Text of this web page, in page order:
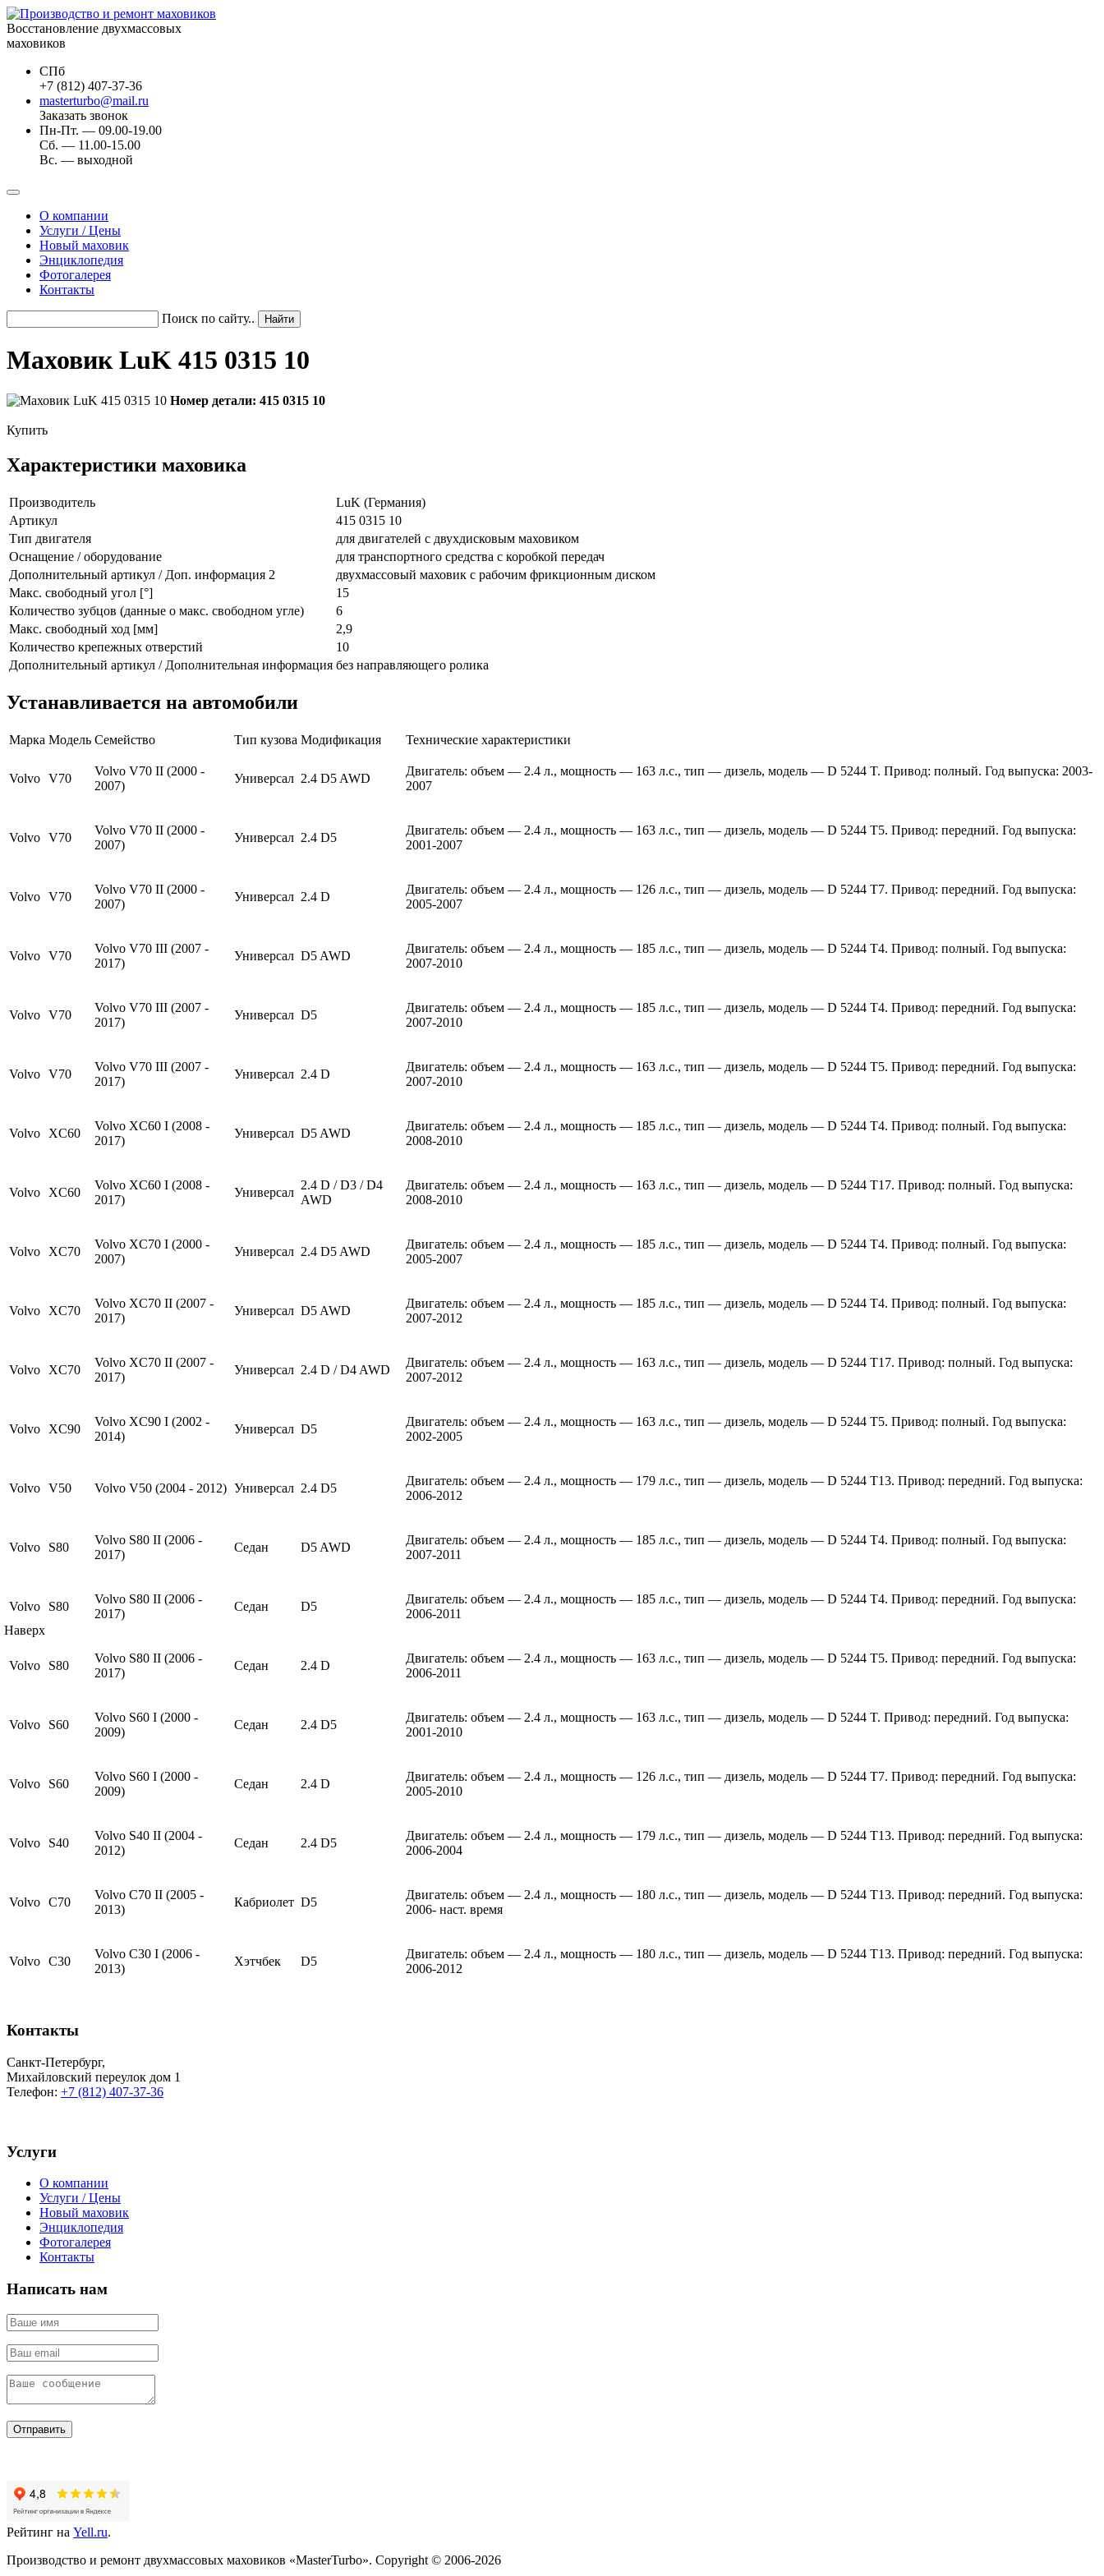
Восстановление двухмассовых
маховиков
СПб
+7 (812) 407-37-36
masterturbo@mail.ru
Заказать звонок
Пн-Пт. — 09.00-19.00
Сб. — 11.00-15.00
Вс. — выходной
О компании
Услуги / Цены
Новый маховик
Энциклопедия
Фотогалерея
Контакты
Поиск по сайту..
Маховик LuK 415 0315 10
Номер детали: 415 0315 10
Купить
Характеристики маховика
Производитель
LuK (Германия)
Артикул
415 0315 10
Тип двигателя
для двигателей с двухдисковым маховиком
Оснащение / оборудование
для транспортного средства с коробкой передач
Дополнительный артикул / Доп. информация 2
двухмассовый маховик с рабочим фрикционным диском
Макс. свободный угол [°]
15
Количество зубцов (данные о макс. свободном угле)
6
Макс. свободный ход [мм]
2,9
Количество крепежных отверстий
10
Дополнительный артикул / Дополнительная информация без направляющего ролика
Устанавливается на автомобили
Марка Модель Семейство Тип кузова Модификация Технические характеристики
Volvo V70
Volvo V70 II (2000 -
2007)
Универсал 2.4 D5 AWD
Двигатель: объем — 2.4 л., мощность — 163 л.с., тип — дизель, модель — D 5244 T. Привод: полный. Год выпуска: 2003-
2007
Volvo V70
Volvo V70 II (2000 -
2007)
Универсал 2.4 D5
Двигатель: объем — 2.4 л., мощность — 163 л.с., тип — дизель, модель — D 5244 T5. Привод: передний. Год выпуска:
2001-2007
Volvo V70
Volvo V70 II (2000 -
2007)
Универсал 2.4 D
Двигатель: объем — 2.4 л., мощность — 126 л.с., тип — дизель, модель — D 5244 T7. Привод: передний. Год выпуска:
2005-2007
Volvo V70
Volvo V70 III (2007 -
2017)
Универсал D5 AWD
Двигатель: объем — 2.4 л., мощность — 185 л.с., тип — дизель, модель — D 5244 T4. Привод: полный. Год выпуска:
2007-2010
Volvo V70
Volvo V70 III (2007 -
2017)
Универсал D5
Двигатель: объем — 2.4 л., мощность — 185 л.с., тип — дизель, модель — D 5244 T4. Привод: передний. Год выпуска:
2007-2010
Volvo V70
Volvo V70 III (2007 -
2017)
Универсал 2.4 D
Двигатель: объем — 2.4 л., мощность — 163 л.с., тип — дизель, модель — D 5244 T5. Привод: передний. Год выпуска:
2007-2010
Volvo XC60
Volvo XC60 I (2008 -
2017)
Универсал D5 AWD
Двигатель: объем — 2.4 л., мощность — 185 л.с., тип — дизель, модель — D 5244 T4. Привод: полный. Год выпуска:
2008-2010
Volvo XC60
Volvo XC60 I (2008 -
2017)
Универсал
2.4 D / D3 / D4
AWD
Двигатель: объем — 2.4 л., мощность — 163 л.с., тип — дизель, модель — D 5244 T17. Привод: полный. Год выпуска:
2008-2010
Volvo XC70
Volvo XC70 I (2000 -
2007)
Универсал 2.4 D5 AWD
Двигатель: объем — 2.4 л., мощность — 185 л.с., тип — дизель, модель — D 5244 T4. Привод: полный. Год выпуска:
2005-2007
Volvo XC70
Volvo XC70 II (2007 -
2017)
Универсал D5 AWD
Двигатель: объем — 2.4 л., мощность — 185 л.с., тип — дизель, модель — D 5244 T4. Привод: полный. Год выпуска:
2007-2012
Volvo XC70
Volvo XC70 II (2007 -
2017)
Универсал 2.4 D / D4 AWD
Двигатель: объем — 2.4 л., мощность — 163 л.с., тип — дизель, модель — D 5244 T17. Привод: полный. Год выпуска:
2007-2012
Volvo XC90
Volvo XC90 I (2002 -
2014)
Универсал D5
Двигатель: объем — 2.4 л., мощность — 163 л.с., тип — дизель, модель — D 5244 T5. Привод: полный. Год выпуска:
2002-2005
Volvo V50 Volvo V50 (2004 - 2012) Универсал 2.4 D5
Двигатель: объем — 2.4 л., мощность — 179 л.с., тип — дизель, модель — D 5244 T13. Привод: передний. Год выпуска:
2006-2012
Volvo S80
Volvo S80 II (2006 -
2017)
Седан D5 AWD
Двигатель: объем — 2.4 л., мощность — 185 л.с., тип — дизель, модель — D 5244 T4. Привод: полный. Год выпуска:
2007-2011
Volvo S80
Volvo S80 II (2006 -
2017)
Седан D5
Двигатель: объем — 2.4 л., мощность — 185 л.с., тип — дизель, модель — D 5244 T4. Привод: передний. Год выпуска:
2006-2011
Volvo S80
Volvo S80 II (2006 -
2017)
Седан 2.4 D
Двигатель: объем — 2.4 л., мощность — 163 л.с., тип — дизель, модель — D 5244 T5. Привод: передний. Год выпуска:
2006-2011
Volvo S60
Volvo S60 I (2000 -
2009)
Седан 2.4 D5
Двигатель: объем — 2.4 л., мощность — 163 л.с., тип — дизель, модель — D 5244 T. Привод: передний. Год выпуска:
2001-2010
Volvo S60
Volvo S60 I (2000 -
2009)
Седан 2.4 D
Двигатель: объем — 2.4 л., мощность — 126 л.с., тип — дизель, модель — D 5244 T7. Привод: передний. Год выпуска:
2005-2010
Volvo S40
Volvo S40 II (2004 -
2012)
Седан 2.4 D5
Двигатель: объем — 2.4 л., мощность — 179 л.с., тип — дизель, модель — D 5244 T13. Привод: передний. Год выпуска:
2006-2004
Volvo C70
Volvo C70 II (2005 -
2013)
Кабриолет D5
Двигатель: объем — 2.4 л., мощность — 180 л.с., тип — дизель, модель — D 5244 T13. Привод: передний. Год выпуска:
2006- наст. время
Volvo C30
Volvo C30 I (2006 -
2013)
Хэтчбек D5
Двигатель: объем — 2.4 л., мощность — 180 л.с., тип — дизель, модель — D 5244 T13. Привод: передний. Год выпуска:
2006-2012
Контакты
Санкт-Петербург,
Михайловский переулок дом 1
Телефон: +7 (812) 407-37-36
Услуги
О компании
Услуги / Цены
Новый маховик
Энциклопедия
Фотогалерея
Контакты
Написать нам
Отправить
Рейтинг на Yell.ru.
Производство и ремонт двухмассовых маховиков «MasterTurbo». Copyright © 2006-2026
Наверх